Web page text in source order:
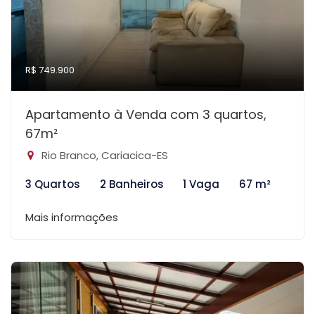
R$ 749.900
Apartamento à Venda com 3 quartos,
67m²
Rio Branco, Cariacica-ES
3 Quartos
2 Banheiros 1 Vaga 67 m²
Mais informações